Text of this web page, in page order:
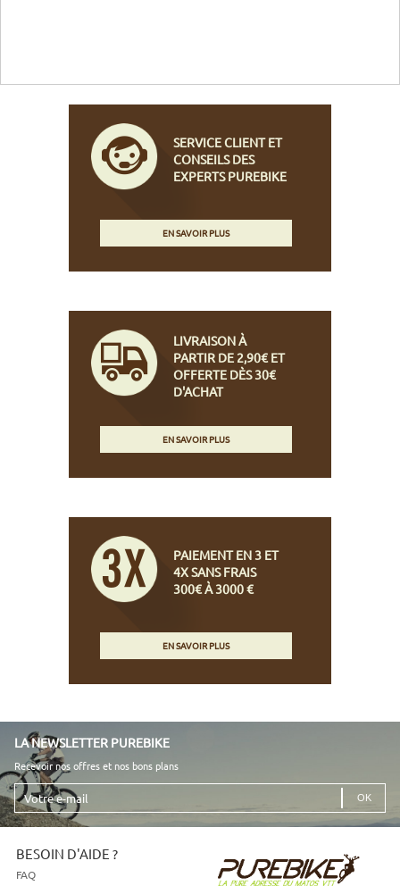
SERVICE CLIENT ET
CONSEILS DES
EXPERTS PUREBIKE
EN SAVOIR PLUS
LIVRAISON À
PARTIR DE 2,90€ ET
OFFERTE DÈS 30€
D'ACHAT
EN SAVOIR PLUS
PAIEMENT EN 3 ET
4X SANS FRAIS
300€ À 3000 €
EN SAVOIR PLUS
LA NEWSLETTER PUREBIKE
Recevoir nos offres et nos bons plans
Votre
e-
mail
BESOIN D'AIDE ?
FAQ